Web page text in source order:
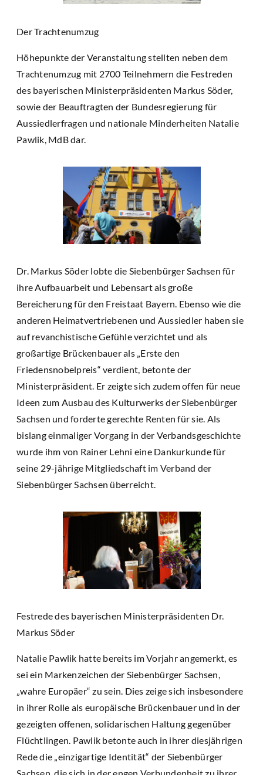
Der Trachtenumzug
Höhepunkte der Veranstaltung stellten neben dem
Trachtenumzug mit 2700 Teilnehmern die Festreden
des bayerischen Ministerpräsidenten Markus Söder,
sowie der Beauftragten der Bundesregierung für
Aussiedlerfragen und nationale Minderheiten Natalie
Pawlik, MdB dar.
Dr. Markus Söder lobte die Siebenbürger Sachsen für
ihre Aufbauarbeit und Lebensart als große
Bereicherung für den Freistaat Bayern. Ebenso wie die
anderen Heimatvertriebenen und Aussiedler haben sie
auf revanchistische Gefühle verzichtet und als
großartige Brückenbauer als „Erste den
Friedensnobelpreis“ verdient, betonte der
Ministerpräsident. Er zeigte sich zudem offen für neue
Ideen zum Ausbau des Kulturwerks der Siebenbürger
Sachsen und forderte gerechte Renten für sie. Als
bislang einmaliger Vorgang in der Verbandsgeschichte
wurde ihm von Rainer Lehni eine Dankurkunde für
seine 29-jährige Mitgliedschaft im Verband der
Siebenbürger Sachsen überreicht.
Festrede des bayerischen Ministerpräsidenten Dr.
Markus Söder
Natalie Pawlik hatte bereits im Vorjahr angemerkt, es
sei ein Markenzeichen der Siebenbürger Sachsen,
„wahre Europäer“ zu sein. Dies zeige sich insbesondere
in ihrer Rolle als europäische Brückenbauer und in der
gezeigten offenen, solidarischen Haltung gegenüber
Flüchtlingen. Pawlik betonte auch in ihrer diesjährigen
Rede die „einzigartige Identität“ der Siebenbürger
Sachsen, die sich in der engen Verbundenheit zu ihrer